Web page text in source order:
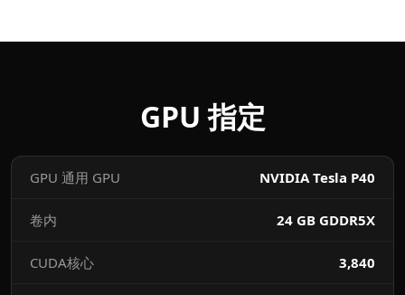
GPU 指定
GPU 通用 GPU NVIDIA Tesla P40
卷内 24 GB GDDR5X
CUDA核心 3,840